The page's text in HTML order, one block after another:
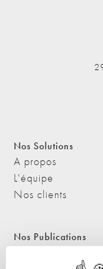
Nos Solutions
A propos
L'équipe
Nos clients
Nos Publications